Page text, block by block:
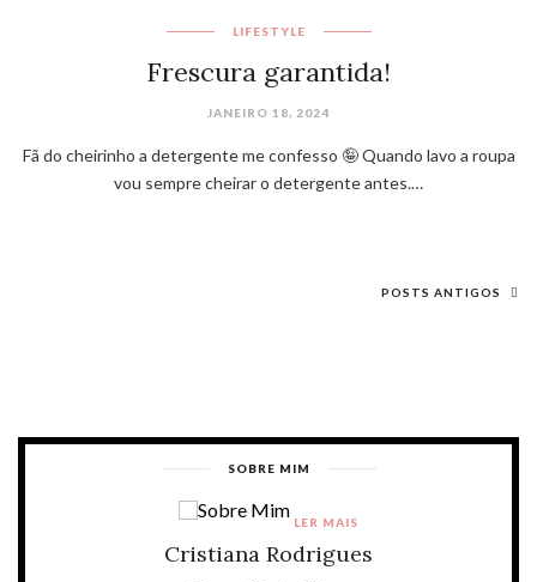
LIFESTYLE
Frescura garantida!
JANEIRO 18, 2024
Fã do cheirinho a detergente me confesso 🤪 Quando lavo a roupa
vou sempre cheirar o detergente antes.…
POSTS ANTIGOS
SOBRE MIM
Cristiana Rodrigues
LER MAIS